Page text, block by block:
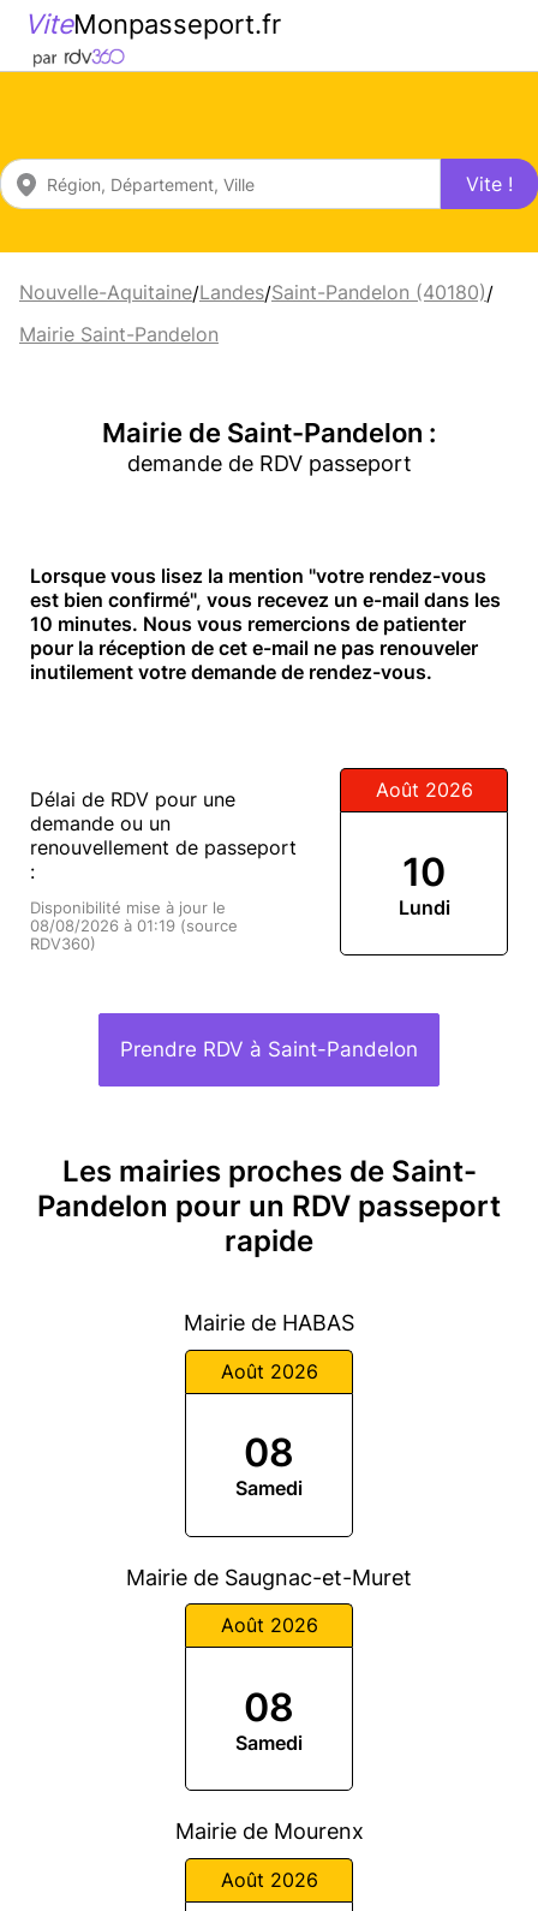
ViteMonpasseport.fr
Vite !
Nouvelle-Aquitaine/Landes/Saint-Pandelon (40180)/
Mairie Saint-Pandelon
Mairie de Saint-Pandelon :
demande de RDV passeport
Lorsque vous lisez la mention "votre rendez-vous
est bien confirmé", vous recevez un e-mail dans les
10 minutes. Nous vous remercions de patienter
pour la réception de cet e-mail ne pas renouveler
inutilement votre demande de rendez-vous.
Délai de RDV pour une
demande ou un
renouvellement de passeport
:
Disponibilité mise à jour le
08/08/2026 à 01:19 (source
RDV360)
Août 2026
10
Lundi
Prendre RDV à Saint-Pandelon
Les mairies proches de Saint-
Pandelon pour un RDV passeport
rapide
Mairie de HABAS
Août 2026
08
Samedi
Mairie de Saugnac-et-Muret
Août 2026
08
Samedi
Mairie de Mourenx
Août 2026